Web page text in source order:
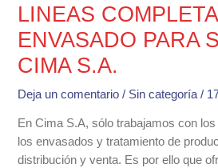
LINEAS
ENVASADO PARA
CIMA S.A.
Deja un comentario / Sin categoría /
En Cima S.A, sólo trabajamos con
los envasados y tratamiento de
distribución y venta. Es por ello que